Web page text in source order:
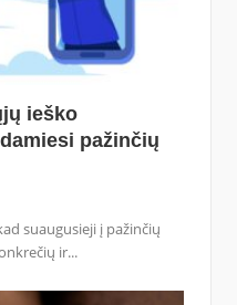
ieško
pažinčių
suaugusieji į pažinčių
ir...